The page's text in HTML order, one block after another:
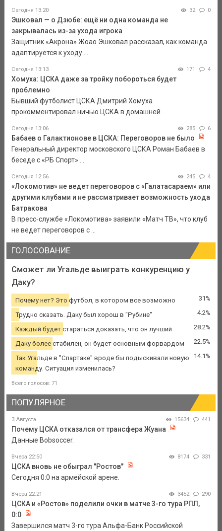
Сегодня 13:20 32 0
Эшковал — о Дзюбе: ещё ни одна команда не
закрывалась из-за ухода игрока
Защитник «Акрона» Жоао Эшковал рассказал, как команда
адаптируется к уходу ...
Сегодня 13:13 171 4
Хомуха: ЦСКА даже за тройку побороться будет
проблемно
Бывший футболист ЦСКА Дмитрий Хомуха
прокомментировал ничью ЦСКА в домашней ...
Сегодня 13:06 285 6
Бабаев о Галактионове в ЦСКА: Переговоров не было
Генеральный директор московского ЦСКА Роман Бабаев в
беседе с «РБ Спорт» ...
Сегодня 12:56 245 4
«Локомотив» не ведет переговоров с «Галатасараем» или
другими клубами и не рассматривает возможность ухода
Батракова
В пресс‑службе «Локомотива» заявили «Матч ТВ», что клуб
не ведет переговоров с ...
ГОЛОСОВАНИЕ
Сможет ли Угальде выиграть конкуренцию у
Даку?
Почему нет? Это футбол, в котором все возможно 31%
Трудно сказать. Даку был хорош в "Рубине" 4.2%
Каждый будет стараться доказать, что он лучший 28.2%
Даку более стабилен, он будет основным форвардом 22.5%
Так Угальде в "Спартаке" вроде бы подыскивали новую
команду. Ситуация изменилась?
14.1%
Всего голосов: 71
ПОПУЛЯРНОЕ
3 Августа 15634 441
Почему ЦСКА отказался от трансфера Жуана
Данные Bobsoccer.
Вчера 22:50 8174 331
ЦСКА вновь не обыграл "Ростов"
Сегодня 0:0 на армейской арене.
Вчера 22:21 3452 290
ЦСКА и «Ростов» поделили очки в матче 3-го тура РПЛ,
0:0
Завершился матч 3-го тура Альфа-Банк Российской